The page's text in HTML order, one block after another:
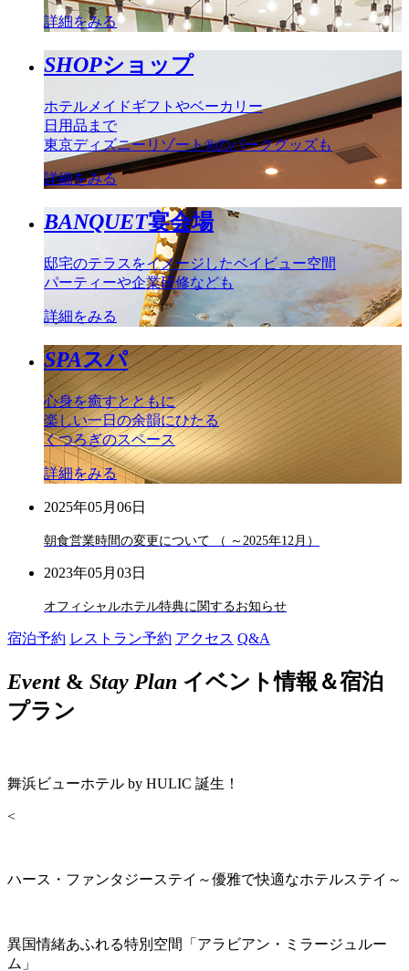
詳細をみる
SHOPショップ
ホテルメイドギフトやベーカリー
日用品まで
東京ディズニーリゾート®のパークグッズも
詳細をみる
BANQUET宴会場
邸宅のテラスをイメージしたベイビュー空間
パーティーや企業研修なども
詳細をみる
SPAスパ
心身を癒すとともに
楽しい一日の余韻にひたる
くつろぎのスペース
詳細をみる
2025年05月06日
朝食営業時間の変更について （ ～2025年12月）
2023年05月03日
オフィシャルホテル特典に関するお知らせ
宿泊予約 レストラン予約 アクセス Q&A
Event& Stay Plan イベント情報＆宿泊
プラン
舞浜ビューホテル by HULIC 誕生！
<
ハース・ファンタジーステイ～優雅で快適なホテルステイ～
異国情緒あふれる特別空間「アラビアン・ミラージュルー
ム」